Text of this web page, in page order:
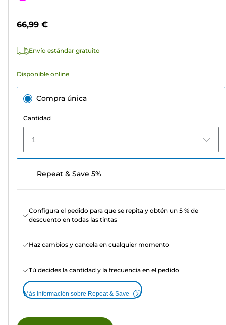
color
66,99 €
Envío estándar gratuito
Disponible online
Compra única
Cantidad
1
Repeat & Save 5%
Configura el pedido para que se repita y obtén un 5 % de
descuento en todas las tintas
Haz cambios y cancela en cualquier momento
Tú decides la cantidad y la frecuencia en el pedido
Más información sobre Repeat & Save